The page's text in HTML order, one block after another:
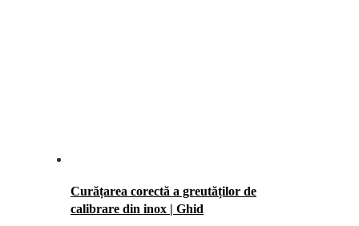
Curățarea corectă a greutăților de
calibrare din inox | Ghid